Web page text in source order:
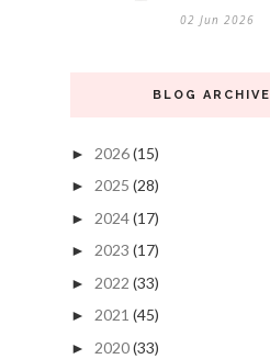
02 Jun 2026
BLOG ARCHIVE
► 2026(15)
► 2025 (28)
► 2024(17)
► 2023 (17)
► 2022 (33)
► 2021 (45)
► 2020(33)